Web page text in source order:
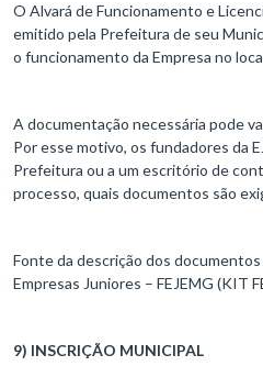
O Alvará de Funcionamento e
emitido pela Prefeitura de seu
o funcionamento da Empresa no
A documentação necessária pode
Por esse motivo, os fundadores da
Prefeitura ou a um escritório de
processo, quais documentos são
Fonte da descrição dos
Empresas Juniores – FEJEMG (KIT
9) INSCRIÇÃO MUNICIPAL